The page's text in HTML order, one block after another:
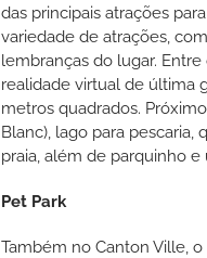
das principais atrações
variedade de atrações,
lembranças do lugar.
realidade virtual de última
metros quadrados.
Blanc), lago para
praia, além de parquinho
Pet Park
Também no Canton Ville,